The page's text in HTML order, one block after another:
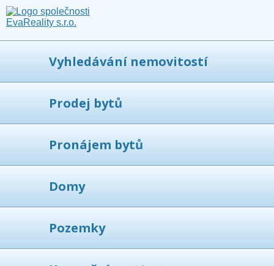
Vyhledávání nemovitostí
Prodej bytů
Pronájem bytů
Domy
Pozemky